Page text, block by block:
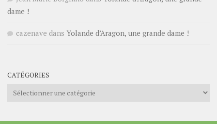
dame !
cazenave dans Yolande d’Aragon, une grande dame !
CATÉGORIES
Catégories